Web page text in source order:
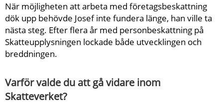
När möjligheten att arbeta med företagsbeskattning
dök upp behövde Josef inte fundera länge, han ville ta
nästa steg. Efter flera år med personbeskattning på
Skatteupplysningen lockade både utvecklingen och
breddningen.
Varför valde du att gå vidare inom
Skatteverket?